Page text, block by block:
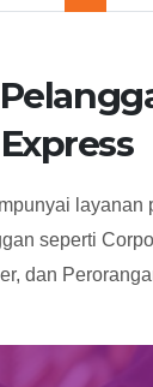
D NO.
KAV. 25-27
BANDUNG
KEL KEBON
KEC
Express
layanan
seperti
dan